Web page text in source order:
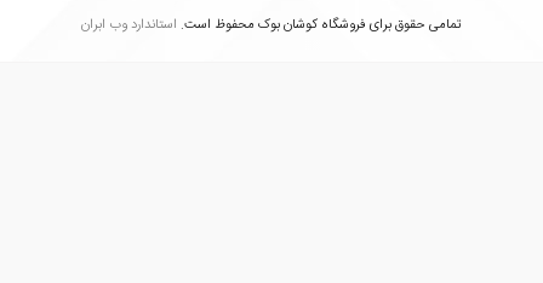
تمامی حقوق برای فروشگاه کوشان بوک محفوظ است.استاندارد وب ابران